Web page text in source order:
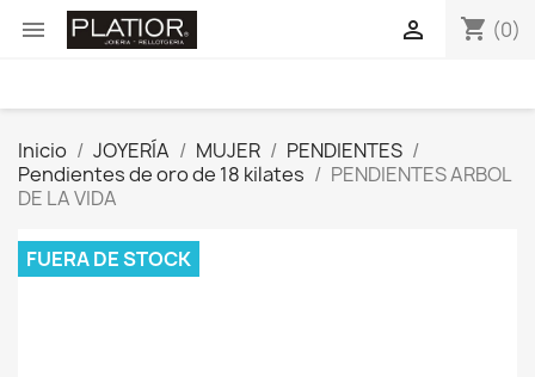
 shopping_cart (0)

Inicio JOYERÍA MUJER
PENDIENTES
Pendientes de oro de 18 kilates
PENDIENTES ARBOL
DE LA VIDA
FUERA DE STOCK